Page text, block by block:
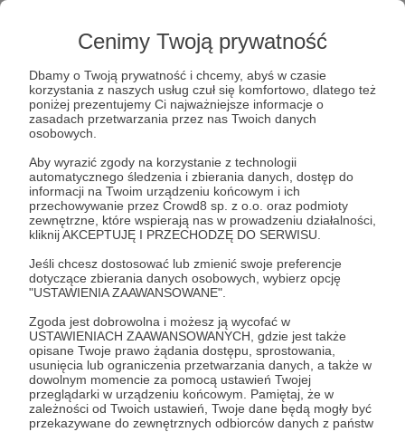
Cenimy Twoją prywatność
Dbamy o Twoją prywatność i chcemy, abyś w czasie
korzystania z naszych usług czuł się komfortowo, dlatego też
poniżej prezentujemy Ci najważniejsze informacje o
zasadach przetwarzania przez nas Twoich danych
osobowych.
Aby wyrazić zgody na korzystanie z technologii
automatycznego śledzenia i zbierania danych, dostęp do
informacji na Twoim urządzeniu końcowym i ich
przechowywanie przez Crowd8 sp. z o.o. oraz podmioty
zewnętrzne, które wspierają nas w prowadzeniu działalności,
kliknij AKCEPTUJĘ I PRZECHODZĘ DO SERWISU.
Jeśli chcesz dostosować lub zmienić swoje preferencje
dotyczące zbierania danych osobowych, wybierz opcję
"USTAWIENIA ZAAWANSOWANE".
Zgoda jest dobrowolna i możesz ją wycofać w
USTAWIENIACH ZAAWANSOWANYCH, gdzie jest także
opisane Twoje prawo żądania dostępu, sprostowania,
usunięcia lub ograniczenia przetwarzania danych, a także w
dowolnym momencie za pomocą ustawień Twojej
przeglądarki w urządzeniu końcowym. Pamiętaj, że w
zależności od Twoich ustawień, Twoje dane będą mogły być
przekazywane do zewnętrznych odbiorców danych z państw
Telefon *
dodatkowe pytania
Treść wiadomości *
* Wyrażam zgodę na przetwarzanie moich danych
osobowych przez Patronite